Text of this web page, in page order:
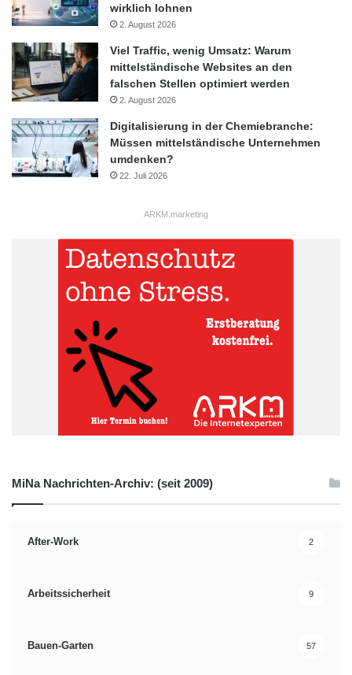
wirklich lohnen
2. August 2026
Viel Traffic, wenig Umsatz: Warum
mittelständische Websites an den
falschen Stellen optimiert werden
2. August 2026
Digitalisierung in der Chemiebranche:
Müssen mittelständische Unternehmen
umdenken?
22. Juli 2026
ARKM.marketing
MiNa Nachrichten-Archiv: (seit 2009)
After-Work 2
Arbeitssicherheit 9
Bauen-Garten 57